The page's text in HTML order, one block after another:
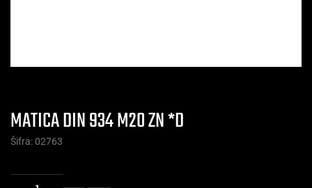
MATICA DIN 934 M20 ZN *D
Šifra: 02763